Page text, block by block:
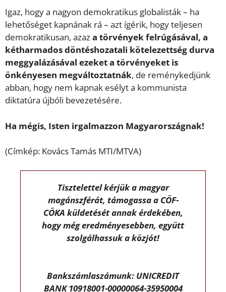
Igaz, hogy a nagyon demokratikus globalisták – ha
lehetőséget kapnának rá – azt ígérik, hogy teljesen
demokratikusan, azaza törvények felrúgásával, a
kétharmados döntéshozatali kötelezettség durva
meggyalázásával ezeket a törvényeket is
önkényesen megváltoztatnák, de reménykedjünk
abban, hogy nem kapnak esélyt a kommunista
diktatúra újbóli bevezetésére.
Ha mégis, Isten irgalmazzon Magyarországnak!
(Címkép: Kovács Tamás MTI/MTVA)
Tisztelettel kérjük a magyar
magánszférát, támogassa a CÖF-
CÖKA küldetését annak érdekében,
hogy még eredményesebben, együtt
szolgálhassuk a közjót!
Bankszámlaszámunk: UNICREDIT
BANK 10918001-00000064-35950004